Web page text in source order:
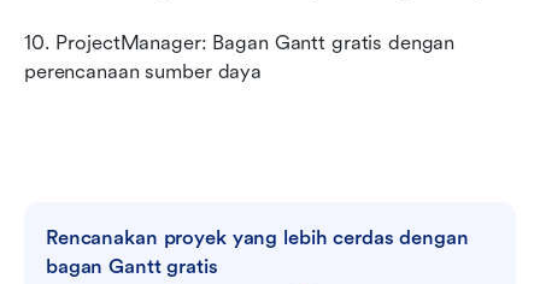
10. ProjectManager: Bagan Gantt gratis dengan
perencanaan sumber daya
Rencanakan proyek yang lebih cerdas dengan
bagan Gantt gratis